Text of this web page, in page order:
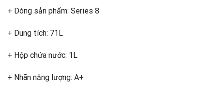
+ Dòng sản phẩm: Series 8
+ Dung tích: 71L
+ Hộp chứa nước: 1L
+ Nhãn năng lượng: A+